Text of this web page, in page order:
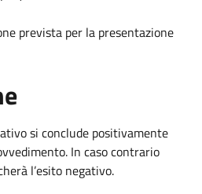
prevista per la presentazione
si conclude positivamente
In caso contrario
l’esito negativo.